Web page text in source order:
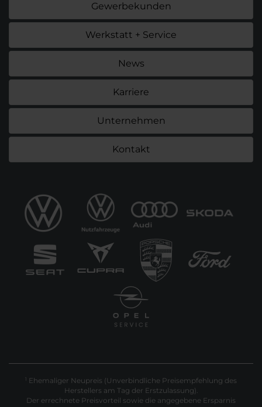
Gewerbekunden
Werkstatt + Service
News
Karriere
Unternehmen
Kontakt
1 Ehemaliger Neupreis (Unverbindliche Preisempfehlung des
Herstellers am Tag der Erstzulassung).
Der errechnete Preisvorteil sowie die angegebene Ersparnis